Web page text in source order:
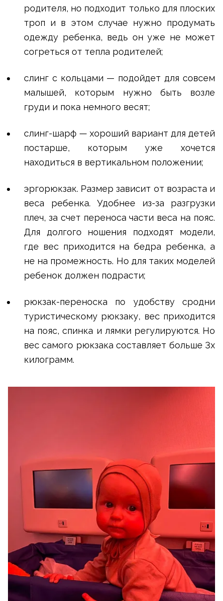
родителя, но подходит только для плоских
троп и в этом случае нужно продумать
одежду ребенка, ведь он уже не может
согреться от тепла родителей;
слинг с кольцами — подойдет для совсем
малышей, которым нужно быть возле
груди и пока немного весят;
слинг-шарф — хороший вариант для детей
постарше, которым уже хочется
находиться в вертикальном положении;
эргорюкзак. Размер зависит от возраста и
веса ребенка. Удобнее из-за разгрузки
плеч, за счет переноса части веса на пояс.
Для долгого ношения подходят модели,
где вес приходится на бедра ребенка, а
не на промежность. Но для таких моделей
ребенок должен подрасти;
рюкзак-переноска по удобству сродни
туристическому рюкзаку, вес приходится
на пояс, спинка и лямки регулируются. Но
вес самого рюкзака составляет больше 3х
килограмм.